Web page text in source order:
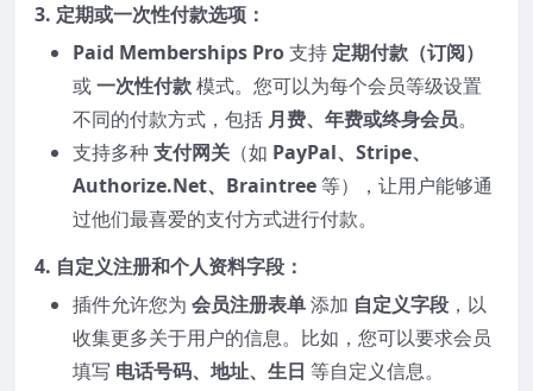
3. 定期或一次性付款选项 ：
Paid Memberships Pro支持 定期付款（订阅）
或一次性付款模式。您可以为每个会员等级设置
不同的付款方式，包括 月费、年费或终身会员。
支持多种 支付网关 （如 PayPal、Stripe、
Authorize.Net、Braintree 等），让用户能够通
过他们最喜爱的支付方式进行付款。
4. 自定义注册和个人资料字段 ：
插件允许您为 会员注册表单添加 自定义字段 ，以
收集更多关于用户的信息。比如，您可以要求会员
填写 电话号码、地址、生日 等自定义信息。